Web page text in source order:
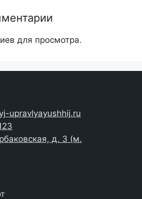
для просмотра.
upravlyayushhij.ru
д. 3 (м.